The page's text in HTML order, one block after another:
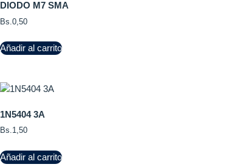
DIODO M7 SMA
Bs. 0,50
Añadir al carrito
1N5404 3A
Bs.1,50
Añadir al carrito